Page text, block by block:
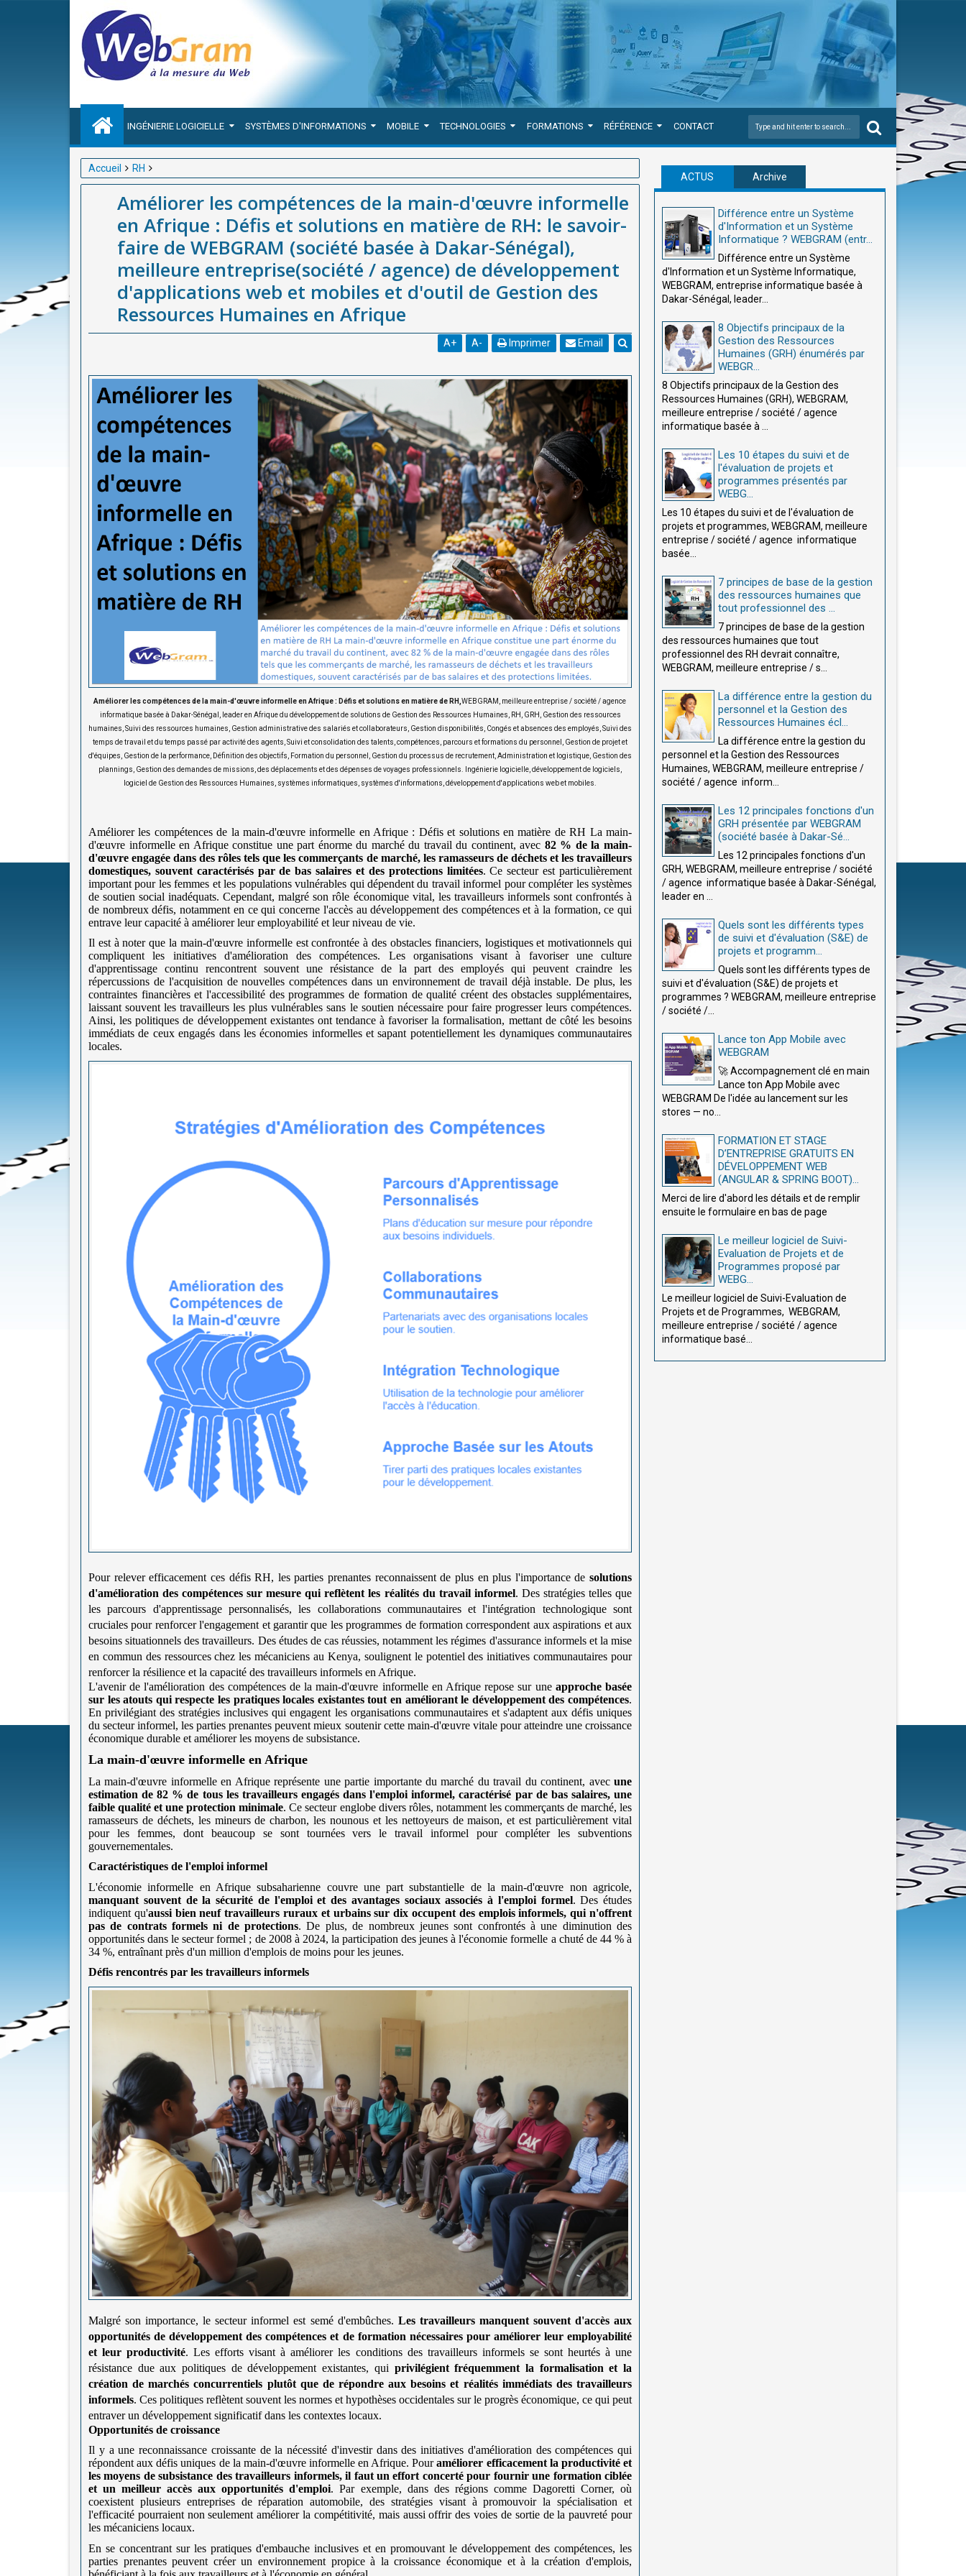
INGÉNIERIE LOGICIELLE SYSTÈMES D'INFORMATIONS MOBILE TECHNOLOGIES FORMATIONS RÉFÉRENCE CONTACT
Accueil
RH
Améliorer les compétences de la main-d'œuvre informelle en Afrique : Défis et solutions en matière de RH: le savoir-
faire de WEBGRAM (société basée à Dakar-Sénégal), meilleure entreprise(société / agence) de développement
d'applications web et mobiles et d'outil de Gestion des Ressources Humaines en Afrique
Améliorer les compétences de la main-d'œuvre informelle
en Afrique : Défis et solutions en matière de RH: le savoir-
faire de WEBGRAM (société basée à Dakar-Sénégal),
meilleure entreprise(société / agence) de développement
d'applications web et mobiles et d'outil de Gestion des
Ressources Humaines en Afrique
A+ A- Imprimer Email
Améliorer les compétences de la main-d'œuvre informelle en Afrique : Défis et solutions en matière de RH, WEBGRAM, meilleure entreprise / société / agence
informatique basée à Dakar-Sénégal, leader en Afrique du développement de solutions de Gestion des Ressources Humaines, RH, GRH, Gestion des ressources
humaines, Suivi des ressources humaines, Gestion administrative des salariés et collaborateurs, Gestion disponibilités, Congés et absences des employés, Suivi des
temps de travail et du temps passé par activité des agents, Suivi et consolidation des talents, compétences, parcours et formations du personnel, Gestion de projet et
d'équipes, Gestion de la performance, Définition des objectifs, Formation du personnel, Gestion du processus de recrutement, Administration et logistique, Gestion des
plannings, Gestion des demandes de missions, des déplacements et des dépenses de voyages professionnels. Ingénierie logicielle, développement de logiciels,
logiciel de Gestion des Ressources Humaines, systèmes informatiques, systèmes d'informations, développement d'applications web et mobiles.
Améliorer les compétences de la main-d'œuvre informelle en Afrique : Défis et solutions en matière de RH La main-
d'œuvre informelle en Afrique constitue une part énorme du marché du travail du continent, avec 82 % de la main-
d'œuvre engagée dans des rôles tels que les commerçants de marché, les ramasseurs de déchets et les travailleurs
domestiques, souvent caractérisés par de bas salaires et des protections limitées. Ce secteur est particulièrement
important pour les femmes et les populations vulnérables qui dépendent du travail informel pour compléter les systèmes
de soutien social inadéquats. Cependant, malgré son rôle économique vital, les travailleurs informels sont confrontés à
de nombreux défis, notamment en ce qui concerne l'accès au développement des compétences et à la formation, ce qui
entrave leur capacité à améliorer leur employabilité et leur niveau de vie.
Il est à noter que la main-d'œuvre informelle est confrontée à des obstacles financiers, logistiques et motivationnels qui
compliquent les initiatives d'amélioration des compétences. Les organisations visant à favoriser une culture
d'apprentissage continu rencontrent souvent une résistance de la part des employés qui peuvent craindre les
répercussions de l'acquisition de nouvelles compétences dans un environnement de travail déjà instable. De plus, les
contraintes financières et l'accessibilité des programmes de formation de qualité créent des obstacles supplémentaires,
laissant souvent les travailleurs les plus vulnérables sans le soutien nécessaire pour faire progresser leurs compétences.
Ainsi, les politiques de développement existantes ont tendance à favoriser la formalisation, mettant de côté les besoins
immédiats de ceux engagés dans les économies informelles et sapant potentiellement les dynamiques communautaires
locales.
Pour relever efficacement ces défis RH, les parties prenantes reconnaissent de plus en plus l'importance de solutions
d'amélioration des compétences sur mesure qui reflètent les réalités du travail informel. Des stratégies telles que
les parcours d'apprentissage personnalisés, les collaborations communautaires et l'intégration technologique sont
cruciales pour renforcer l'engagement et garantir que les programmes de formation correspondent aux aspirations et aux
besoins situationnels des travailleurs. Des études de cas réussies, notamment les régimes d'assurance informels et la mise
en commun des ressources chez les mécaniciens au Kenya, soulignent le potentiel des initiatives communautaires pour
renforcer la résilience et la capacité des travailleurs informels en Afrique.
L'avenir de l'amélioration des compétences de la main-d'œuvre informelle en Afrique repose sur une approche basée
sur les atouts qui respecte les pratiques locales existantes tout en améliorant le développement des compétences.
En privilégiant des stratégies inclusives qui engagent les organisations communautaires et s'adaptent aux défis uniques
du secteur informel, les parties prenantes peuvent mieux soutenir cette main-d'œuvre vitale pour atteindre une croissance
économique durable et améliorer les moyens de subsistance.
La main-d'œuvre informelle en Afrique
La main-d'œuvre informelle en Afrique représente une partie importante du marché du travail du continent, avec une
estimation de 82 % de tous les travailleurs engagés dans l'emploi informel, caractérisé par de bas salaires, une
faible qualité et une protection minimale. Ce secteur englobe divers rôles, notamment les commerçants de marché, les
ramasseurs de déchets, les mineurs de charbon, les nounous et les nettoyeurs de maison, et est particulièrement vital
pour les femmes, dont beaucoup se sont tournées vers le travail informel pour compléter les subventions
gouvernementales.
Caractéristiques de l'emploi informel
L'économie informelle en Afrique subsaharienne couvre une part substantielle de la main-d'œuvre non agricole,
manquant souvent de la sécurité de l'emploi et des avantages sociaux associés à l'emploi formel. Des études
indiquent qu'aussi bien neuf travailleurs ruraux et urbains sur dix occupent des emplois informels, qui n'offrent
pas de contrats formels ni de protections. De plus, de nombreux jeunes sont confrontés à une diminution des
opportunités dans le secteur formel ; de 2008 à 2024, la participation des jeunes à l'économie formelle a chuté de 44 % à
34 %, entraînant près d'un million d'emplois de moins pour les jeunes.
Défis rencontrés par les travailleurs informels
Malgré son importance, le secteur informel est semé d'embûches. Les travailleurs manquent souvent d'accès aux
opportunités de développement des compétences et de formation nécessaires pour améliorer leur employabilité
et leur productivité. Les efforts visant à améliorer les conditions des travailleurs informels se sont heurtés à une
résistance due aux politiques de développement existantes, qui privilégient fréquemment la formalisation et la
création de marchés concurrentiels plutôt que de répondre aux besoins et réalités immédiats des travailleurs
informels. Ces politiques reflètent souvent les normes et hypothèses occidentales sur le progrès économique, ce qui peut
entraver un développement significatif dans les contextes locaux.
Opportunités de croissance
Il y a une reconnaissance croissante de la nécessité d'investir dans des initiatives d'amélioration des compétences qui
répondent aux défis uniques de la main-d'œuvre informelle en Afrique. Pouraméliorer efficacement la productivité et
les moyens de subsistance des travailleurs informels, il faut un effort concerté pour fournir une formation ciblée
et un meilleur accès aux opportunités d'emploi. Par exemple, dans des régions comme Dagoretti Corner, où
coexistent plusieurs entreprises de réparation automobile, des stratégies visant à promouvoir la spécialisation et
l'efficacité pourraient non seulement améliorer la compétitivité, mais aussi offrir des voies de sortie de la pauvreté pour
les mécaniciens locaux.
En se concentrant sur les pratiques d'embauche inclusives et en promouvant le développement des compétences, les
parties prenantes peuvent créer un environnement propice à la croissance économique et à la création d'emplois,
ACTUS Archive
Différence entre un Système
d'Information et un Système
Informatique ? WEBGRAM (entr...
Différence entre un Système
d'Information et un Système Informatique,
WEBGRAM, entreprise informatique basée à
Dakar-Sénégal, leader...
8 Objectifs principaux de la
Gestion des Ressources
Humaines (GRH) énumérés par
WEBGR...
8 Objectifs principaux de la Gestion des
Ressources Humaines (GRH), WEBGRAM,
meilleure entreprise / société / agence
informatique basée à ...
Les 10 étapes du suivi et de
l'évaluation de projets et
programmes présentés par
WEBG...
Les 10 étapes du suivi et de l'évaluation de
projets et programmes, WEBGRAM, meilleure
entreprise / société / agence informatique
basée...
7 principes de base de la gestion
des ressources humaines que
tout professionnel des ...
7 principes de base de la gestion
des ressources humaines que tout
professionnel des RH devrait connaître,
WEBGRAM, meilleure entreprise / s...
La différence entre la gestion du
personnel et la Gestion des
Ressources Humaines écl...
La différence entre la gestion du
personnel et la Gestion des Ressources
Humaines, WEBGRAM, meilleure entreprise /
société / agence inform...
Les 12 principales fonctions d'un
GRH présentée par WEBGRAM
(société basée à Dakar-Sé...
Les 12 principales fonctions d'un
GRH, WEBGRAM, meilleure entreprise / société
/ agence informatique basée à Dakar-Sénégal,
leader en ...
Quels sont les différents types
de suivi et d'évaluation (S&E) de
projets et programm...
Quels sont les différents types de
suivi et d'évaluation (S&E) de projets et
programmes ? WEBGRAM, meilleure entreprise
/ société /...
Lance ton App Mobile avec
WEBGRAM
🚀 Accompagnement clé en main
Lance ton App Mobile avec
WEBGRAM De l'idée au lancement sur les
stores — no...
FORMATION ET STAGE
D’ENTREPRISE GRATUITS EN
DÉVELOPPEMENT WEB
(ANGULAR & SPRING BOOT)...
Merci de lire d'abord les détails et de remplir
ensuite le formulaire en bas de page
Le meilleur logiciel de Suivi-
Evaluation de Projets et de
Programmes proposé par
WEBG...
Le meilleur logiciel de Suivi-Evaluation de
Projets et de Programmes, WEBGRAM,
meilleure entreprise / société / agence
informatique basé...